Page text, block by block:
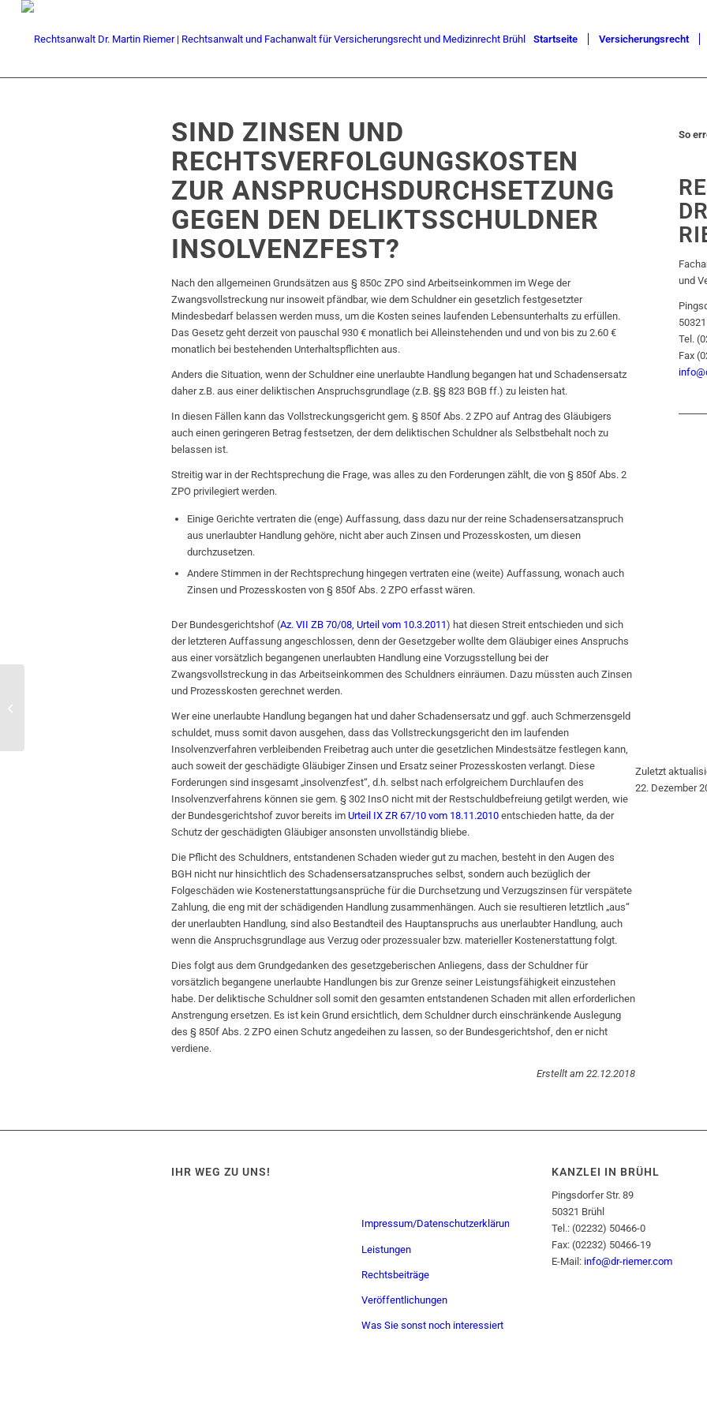
Startseite Versicherungsrecht
SIND ZINSEN UND
RECHTSVERFOLGUNGSKOSTEN
ZUR ANSPRUCHSDURCHSETZUNG
GEGEN DEN DELIKTSSCHULDNER
INSOLVENZFEST?
Nach den allgemeinen Grundsätzen aus § 850c ZPO sind Arbeitseinkommen im Wege der
Zwangsvollstreckung nur insoweit pfändbar, wie dem Schuldner ein gesetzlich festgesetzter
Mindesbedarf belassen werden muss, um die Kosten seines laufenden Lebensunterhalts zu erfüllen.
Das Gesetz geht derzeit von pauschal 930 € monatlich bei Alleinstehenden und und von bis zu 2.60 €
monatlich bei bestehenden Unterhaltspflichten aus.
Anders die Situation, wenn der Schuldner eine unerlaubte Handlung begangen hat und Schadensersatz
daher z.B. aus einer deliktischen Anspruchsgrundlage (z.B. §§ 823 BGB ff.) zu leisten hat.
In diesen Fällen kann das Vollstreckungsgericht gem. § 850f Abs. 2 ZPO auf Antrag des Gläubigers
auch einen geringeren Betrag festsetzen, der dem deliktischen Schuldner als Selbstbehalt noch zu
belassen ist.
Streitig war in der Rechtsprechung die Frage, was alles zu den Forderungen zählt, die von § 850f Abs. 2
ZPO privilegiert werden.
Einige Gerichte vertraten die (enge) Auffassung, dass dazu nur der reine Schadensersatzanspruch
aus unerlaubter Handlung gehöre, nicht aber auch Zinsen und Prozesskosten, um diesen
durchzusetzen.
Andere Stimmen in der Rechtsprechung hingegen vertraten eine (weite) Auffassung, wonach auch
Zinsen und Prozesskosten von § 850f Abs. 2 ZPO erfasst wären.
Der Bundesgerichtshof (Az. VII ZB 70/08, Urteil vom 10.3.2011) hat diesen Streit entschieden und sich
der letzteren Auffassung angeschlossen, denn der Gesetzgeber wollte dem Gläubiger eines Anspruchs
aus einer vorsätzlich begangenen unerlaubten Handlung eine Vorzugsstellung bei der
Zwangsvollstreckung in das Arbeitseinkommen des Schuldners einräumen. Dazu müssten auch Zinsen
und Prozesskosten gerechnet werden.
Wer eine unerlaubte Handlung begangen hat und daher Schadensersatz und ggf. auch Schmerzensgeld
schuldet, muss somit davon ausgehen, dass das Vollstreckungsgericht den im laufenden
Insolvenzverfahren verbleibenden Freibetrag auch unter die gesetzlichen Mindestsätze festlegen kann,
auch soweit der geschädigte Gläubiger Zinsen und Ersatz seiner Prozesskosten verlangt. Diese
Forderungen sind insgesamt „insolvenzfest“, d.h. selbst nach erfolgreichem Durchlaufen des
Insolvenzverfahrens können sie gem. § 302 InsO nicht mit der Restschuldbefreiung getilgt werden, wie
der Bundesgerichtshof zuvor bereits im Urteil IX ZR 67/10 vom 18.11.2010 entschieden hatte, da der
Schutz der geschädigten Gläubiger ansonsten unvollständig bliebe.
Die Pflicht des Schuldners, entstandenen Schaden wieder gut zu machen, besteht in den Augen des
BGH nicht nur hinsichtlich des Schadensersatzanspruches selbst, sondern auch bezüglich der
Folgeschäden wie Kostenerstattungsansprüche für die Durchsetzung und Verzugszinsen für verspätete
Zahlung, die eng mit der schädigenden Handlung zusammenhängen. Auch sie resultieren letztlich „aus“
der unerlaubten Handlung, sind also Bestandteil des Hauptanspruchs aus unerlaubter Handlung, auch
wenn die Anspruchsgrundlage aus Verzug oder prozessualer bzw. materieller Kostenerstattung folgt.
Dies folgt aus dem Grundgedanken des gesetzgeberischen Anliegens, dass der Schuldner für
vorsätzlich begangene unerlaubte Handlungen bis zur Grenze seiner Leistungsfähigkeit einzustehen
habe. Der deliktische Schuldner soll somit den gesamten entstandenen Schaden mit allen erforderlichen
Anstrengung ersetzen. Es ist kein Grund ersichtlich, dem Schuldner durch einschränkende Auslegung
des § 850f Abs. 2 ZPO einen Schutz angedeihen zu lassen, so der Bundesgerichtshof, den er nicht
verdiene.
Erstellt am 22.12.2018
So
und
Tel.
Fax
Zuletzt
22. Dezember
IHR WEG ZU UNS!
Impressum/Datenschutzerklärung
Leistungen
Rechtsbeiträge
Veröffentlichungen
Was Sie sonst noch interessiert
KANZLEI IN BRÜHL
Pingsdorfer Str. 89
50321 Brühl
Tel.: (02232) 50466-0
Fax: (02232) 50466-19
E-Mail: info@dr-riemer.com